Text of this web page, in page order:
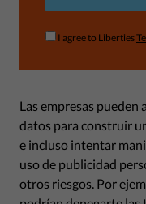
I agree to Liberties
Las empresas pueden
datos para construir
e incluso intentar
uso de publicidad
otros riesgos. Por